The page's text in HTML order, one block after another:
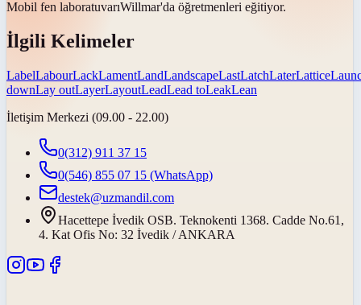
Mobil fen laboratuvarıWillmar'da öğretmenleri eğitiyor.
İlgili Kelimeler
LabelLabourLackLamentLandLandscapeLastLatchLaterLattice
downLay outLayerLayoutLeadLead toLeakLean
İletişim Merkezi (09.00 - 22.00)
0(312) 911 37 15
0(546) 855 07 15 (WhatsApp)
destek@uzmandil.com
Hacettepe İvedik OSB. Teknokenti 1368. Cadde No.61,
4. Kat Ofis No: 32 İvedik / ANKARA